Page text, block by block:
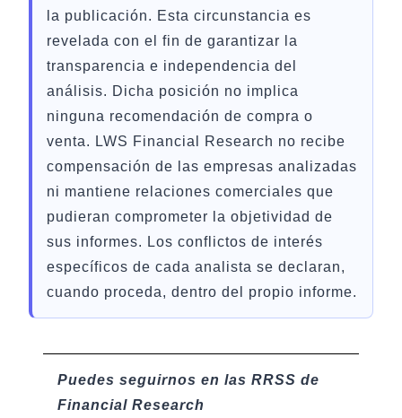
la publicación. Esta circunstancia es
revelada con el fin de garantizar la
transparencia e independencia del
análisis. Dicha posición no implica
ninguna recomendación de compra o
venta. LWS Financial Research no recibe
compensación de las empresas analizadas
ni mantiene relaciones comerciales que
pudieran comprometer la objetividad de
sus informes. Los conflictos de interés
específicos de cada analista se declaran,
cuando proceda, dentro del propio informe.
Puedes seguirnos en las RRSS de
Financial Research